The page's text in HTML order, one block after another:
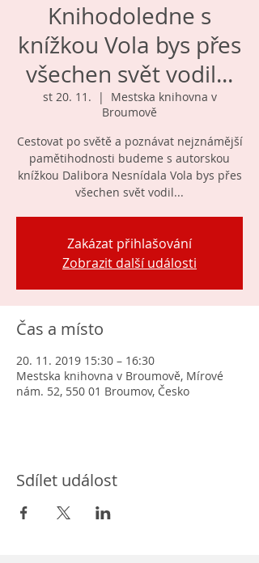
Knihodoledne s
knížkou Vola bys přes
všechen svět vodil...
st 20. 11.
  |
Mestska knihovna v
Broumově
Cestovat po světě a poznávat nejznámější
pamětihodnosti budeme s autorskou
knížkou Dalibora Nesnídala Vola bys přes
všechen svět vodil...
Zakázat přihlašování
Zobrazit další události
Čas a místo
20. 11. 2019 15:30 – 16:30
Mestska knihovna v Broumově, Mírové
nám. 52, 550 01 Broumov, Česko
Sdílet událost